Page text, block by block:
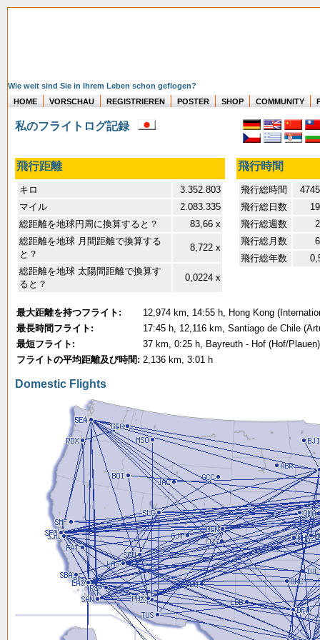
Wie weit sind Sie in Ihrem Leben schon geflogen?
HOME
VORSCHAU REGISTRIEREN POSTER SHOP COMMUNITY
私のフライトログ記録
飛行距離 飛行時間
キロ
3.352.803
マイル
2.083.335
総距離を地球円周に換算すると？
83,66 x
総距離を地球 月間距離で換算する
と？
8,722 x
総距離を地球 太陽間距離で換算す
ると？
0,0224 x
飛行総時間
飛行総日数
飛行総週数
飛行総月数
飛行総年数
最大距離を持つフライト:
12,974 km, 14:55 h, Hong Kong
最長時間フライト:
17:45 h, 12,116 km, Santiago de Chile
最短フライト:
37 km, 0:25 h, Bayreuth - Hof (Hof/
フライトの平均距離及び時間: 2,136 km, 3:01 h
Domestic Flights